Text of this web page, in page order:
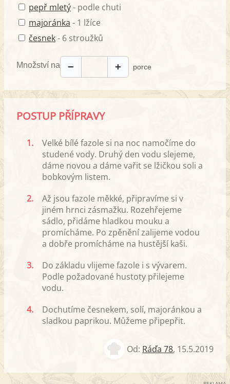
pepř mletý- podle chuti
majoránka - 1 lžíce
česnek- 6 stroužků
Množství na − + porce
POSTUP PŘÍPRAVY
1.
Velké bílé fazole si na noc namočíme do
studené vody. Druhý den vodu slejeme,
dáme novou a dáme vařit se lžičkou soli a
bobkovým listem.
2.
Až jsou fazole měkké, připravíme si v
jiném hrnci zásmažku. Rozehřejeme
sádlo, přidáme hladkou mouku a
promícháme. Po zpěnění zalijeme vodou
a dobře promícháme na hustější kaši.
3.
Do základu vlijeme fazole i s vývarem.
Podle požadované hustoty přilejeme
vodu.
4.
Dochutíme česnekem, solí, majoránkou a
sladkou paprikou. Můžeme připepřit.
Od: Ráďa 78, 15.5.2019